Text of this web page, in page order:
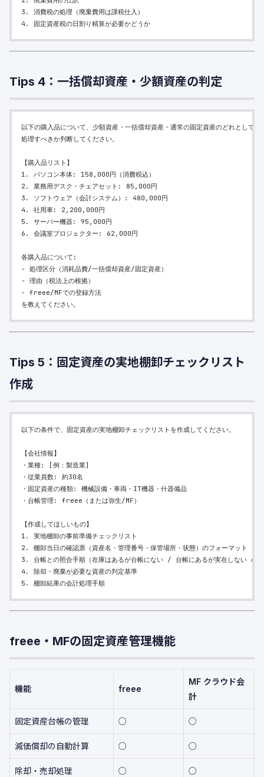
3. 消費税の処理（廃棄費用は課税仕入）
4. 固定資産税の日割り精算が必要かどうか
Tips 4：一括償却資産・少額資産の判定
以下の購入品について、少額資産・一括償却資産・通常の固定資産のどれとして
処理すべきか判断してください。
【購入品リスト】
1. パソコン本体: 158,000円（消費税込）
2. 業務用デスク・チェアセット: 85,000円
3. ソフトウェア（会計システム）: 480,000円
4. 社用車: 2,200,000円
5. サーバー機器: 95,000円
6. 会議室プロジェクター: 62,000円
各購入品について:
- 処理区分（消耗品費/一括償却資産/固定資産）
- 理由（税法上の根拠）
- freee/MFでの登録方法
を教えてください。
Tips 5：固定資産の実地棚卸チェックリスト
作成
以下の条件で、固定資産の実地棚卸チェックリストを作成してください。
【会社情報】
・業種: [例：製造業]
・従業員数: 約30名
・固定資産の種類: 機械設備・車両・IT機器・什器備品
・台帳管理: freee（または弥生/MF）
【作成してほしいもの】
1. 実地棚卸の事前準備チェックリスト
2. 棚卸当日の確認票（資産名・管理番号・保管場所・状態）のフォーマット
3. 台帳との照合手順（在庫はあるが台帳にない / 台帳にあるが実在しない の
4. 除却・廃棄が必要な資産の判定基準
5. 棚卸結果の会計処理手順
freee・MFの固定資産管理機能
機能 freee
MF クラウド会
計
固定資産台帳の管理 ○ ○
減価償却の自動計算 ○ ○
除却・売却処理 ○ ○